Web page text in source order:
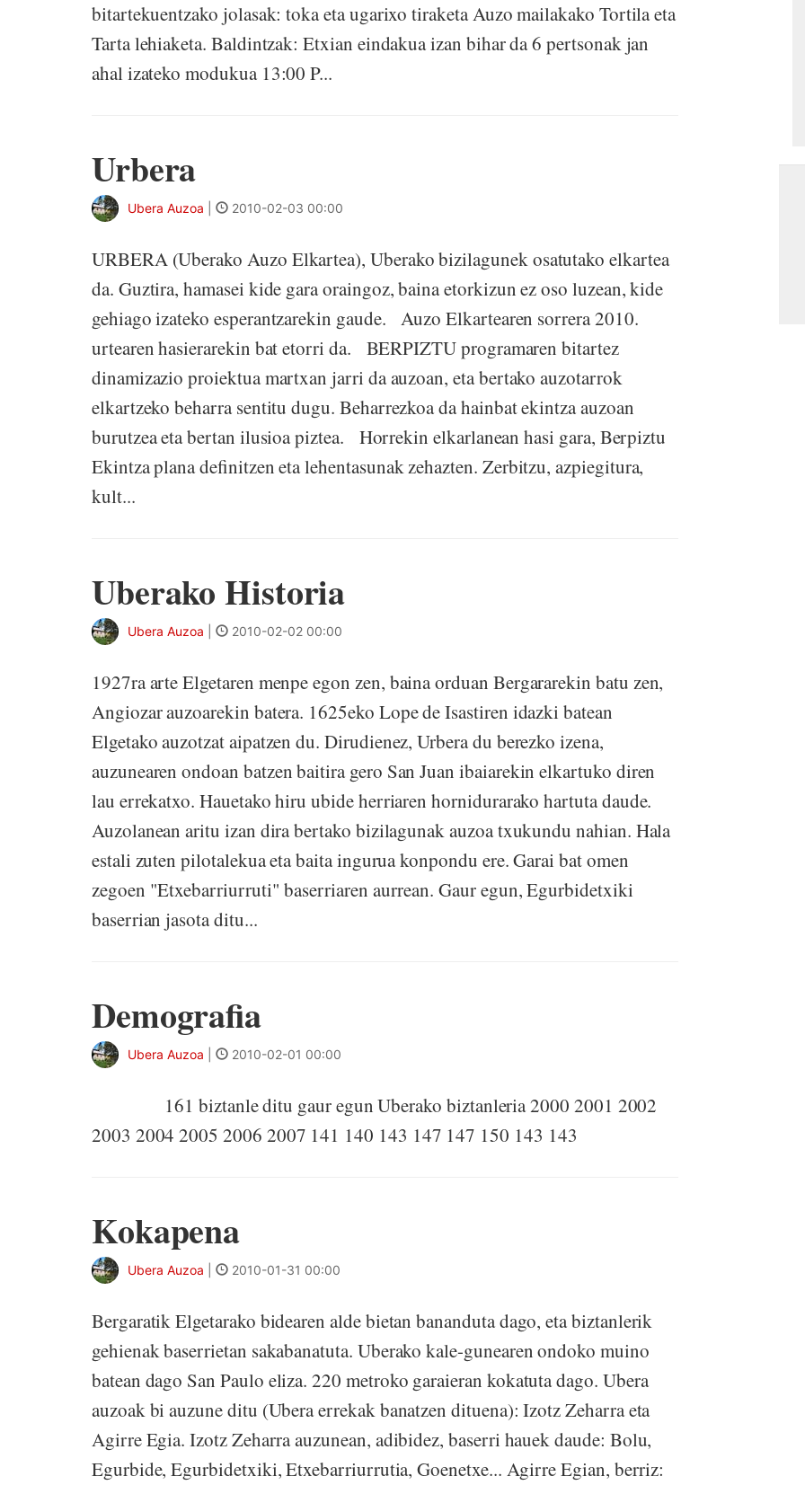
bitartekuentzako jolasak: toka eta ugarixo tiraketa Auzo mailakako Tortila eta
Tarta lehiaketa. Baldintzak: Etxian eindakua izan bihar da 6 pertsonak jan
ahal izateko modukua 13:00 P...
Urbera
Ubera Auzoa 2010-02-03 00:00
URBERA (Uberako Auzo Elkartea), Uberako bizilagunek osatutako elkartea
da. Guztira, hamasei kide gara oraingoz, baina etorkizun ez oso luzean, kide
gehiago izateko esperantzarekin gaude. Auzo Elkartearen sorrera 2010.
urtearen hasierarekin bat etorri da. BERPIZTU programaren bitartez
dinamizazio proiektua martxan jarri da auzoan, eta bertako auzotarrok
elkartzeko beharra sentitu dugu. Beharrezkoa da hainbat ekintza auzoan
burutzea eta bertan ilusioa piztea. Horrekin elkarlanean hasi gara, Berpiztu
Ekintza plana definitzen eta lehentasunak zehazten. Zerbitzu, azpiegitura,
kult...
Uberako Historia
Ubera Auzoa 2010-02-02 00:00
1927ra arte Elgetaren menpe egon zen, baina orduan Bergararekin batu zen,
Angiozar auzoarekin batera. 1625eko Lope de Isastiren idazki batean
Elgetako auzotzat aipatzen du. Dirudienez, Urbera du berezko izena,
auzunearen ondoan batzen baitira gero San Juan ibaiarekin elkartuko diren
lau errekatxo. Hauetako hiru ubide herriaren hornidurarako hartuta daude.
Auzolanean aritu izan dira bertako bizilagunak auzoa txukundu nahian. Hala
estali zuten pilotalekua eta baita ingurua konpondu ere. Garai bat omen
zegoen "Etxebarriurruti" baserriaren aurrean. Gaur egun, Egurbidetxiki
baserrian jasota ditu...
Demografia
Ubera Auzoa 2010-02-01 00:00
161 biztanle ditu gaur egun Uberako biztanleria 2000 2001 2002
2003 2004 2005 2006 2007 141 140 143 147 147 150 143 143
Kokapena
Ubera Auzoa 2010-01-31 00:00
Bergaratik Elgetarako bidearen alde bietan bananduta dago, eta biztanlerik
gehienak baserrietan sakabanatuta. Uberako kale-gunearen ondoko muino
batean dago San Paulo eliza. 220 metroko garaieran kokatuta dago. Ubera
auzoak bi auzune ditu (Ubera errekak banatzen dituena): Izotz Zeharra eta
Agirre Egia. Izotz Zeharra auzunean, adibidez, baserri hauek daude: Bolu,
Egurbide, Egurbidetxiki, Etxebarriurrutia, Goenetxe... Agirre Egian, berriz: